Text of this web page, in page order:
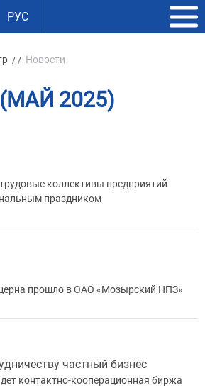
РУС
/ / Новости
2025)
коллективы предприятий
праздником
прошло в ОАО «Мозырский НПЗ»
частный бизнес
контактно-кооперационная биржа